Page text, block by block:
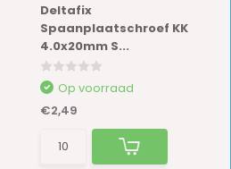
Deltafix
Spaanplaatschroef KK
4.0x20mm S...
Op voorraad
€2,49